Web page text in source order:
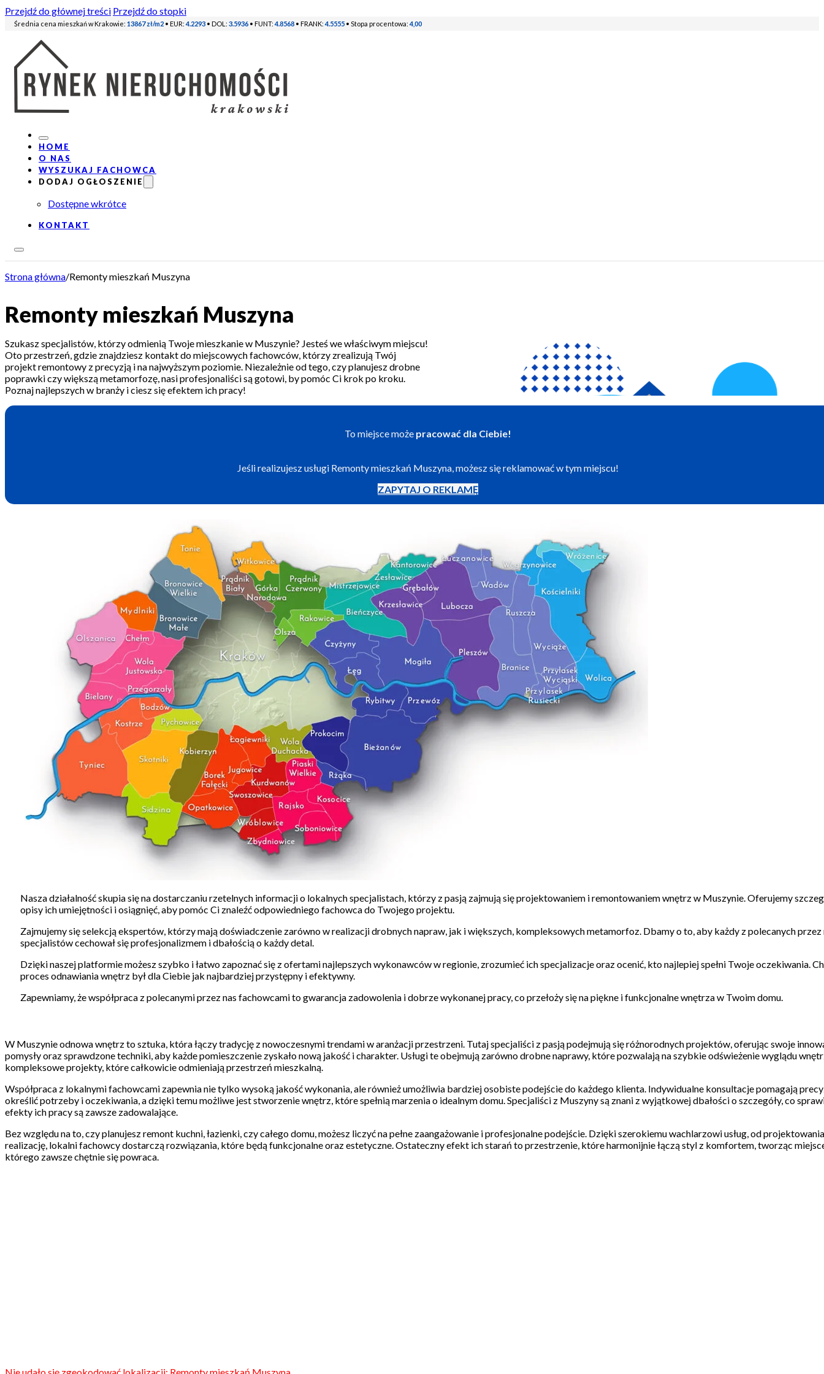
Przejdź do głównej treści Przejdź do stopki
Średnia cena mieszkań w Krakowie: 13867 zł/m2 • EUR: 4.2293 • DOL: 3.5936 • FUNT: 4.8568 • FRANK: 4.5555 • Stopa procentowa: 4,00
HOME
O NAS
WYSZUKAJ FACHOWCA
DODAJ OGŁOSZENIE
Dostępne wkrótce
KONTAKT
Strona główna/Remonty mieszkań Muszyna
Remonty mieszkań Muszyna
Szukasz specjalistów, którzy odmienią Twoje mieszkanie w Muszynie? Jesteś we właściwym miejscu!
Oto przestrzeń, gdzie znajdziesz kontakt do miejscowych fachowców, którzy zrealizują Twój
projekt remontowy z precyzją i na najwyższym poziomie. Niezależnie od tego, czy planujesz drobne
poprawki czy większą metamorfozę, nasi profesjonaliści są gotowi, by pomóc Ci krok po kroku.
Poznaj najlepszych w branży i ciesz się efektem ich pracy!
To miejsce może pracować dla Ciebie!
Jeśli realizujesz usługi Remonty mieszkań Muszyna, możesz się reklamować w tym miejscu!
ZAPYTAJ O REKLAMĘ
Nasza działalność skupia się na dostarczaniu rzetelnych informacji o lokalnych specjalistach, którzy z pasją zajmują się projektowaniem i remontowaniem wnętrz w Muszynie. Oferujemy
opisy ich umiejętności i osiągnięć, aby pomóc Ci znaleźć odpowiedniego fachowca do Twojego projektu.
Zajmujemy się selekcją ekspertów, którzy mają doświadczenie zarówno w realizacji drobnych napraw, jak i większych, kompleksowych metamorfoz. Dbamy o to, aby każdy z polecanych przez
specjalistów cechował się profesjonalizmem i dbałością o każdy detal.
Dzięki naszej platformie możesz szybko i łatwo zapoznać się z ofertami najlepszych wykonawców w regionie, zrozumieć ich specjalizacje oraz ocenić, kto najlepiej spełni Twoje oczekiwania.
proces odnawiania wnętrz był dla Ciebie jak najbardziej przystępny i efektywny.
Zapewniamy, że współpraca z polecanymi przez nas fachowcami to gwarancja zadowolenia i dobrze wykonanej pracy, co przełoży się na piękne i funkcjonalne wnętrza w Twoim domu.
W Muszynie odnowa wnętrz to sztuka, która łączy tradycję z nowoczesnymi trendami w aranżacji przestrzeni. Tutaj specjaliści z pasją podejmują się różnorodnych projektów, oferując swoje
pomysły oraz sprawdzone techniki, aby każde pomieszczenie zyskało nową jakość i charakter. Usługi te obejmują zarówno drobne naprawy, które pozwalają na szybkie odświeżenie wyglądu
kompleksowe projekty, które całkowicie odmieniają przestrzeń mieszkalną.
Współpraca z lokalnymi fachowcami zapewnia nie tylko wysoką jakość wykonania, ale również umożliwia bardziej osobiste podejście do każdego klienta. Indywidualne konsultacje pomagają
określić potrzeby i oczekiwania, a dzięki temu możliwe jest stworzenie wnętrz, które spełnią marzenia o idealnym domu. Specjaliści z Muszyny są znani z wyjątkowej dbałości o szczegóły, co
efekty ich pracy są zawsze zadowalające.
Bez względu na to, czy planujesz remont kuchni, łazienki, czy całego domu, możesz liczyć na pełne zaangażowanie i profesjonalne podejście. Dzięki szerokiemu wachlarzowi usług, od
realizację, lokalni fachowcy dostarczą rozwiązania, które będą funkcjonalne oraz estetyczne. Ostateczny efekt ich starań to przestrzenie, które harmonijnie łączą styl z komfortem, tworząc
którego zawsze chętnie się powraca.